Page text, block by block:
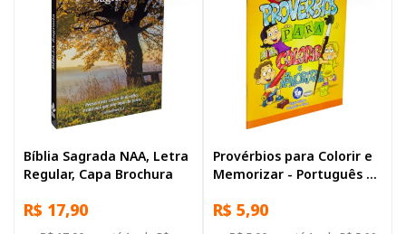
Bíblia Sagrada NAA, Letra
Regular, Capa Brochura
R$ 17,90
Provérbios para Colorir e
Memorizar - Português e
R$ 5,90